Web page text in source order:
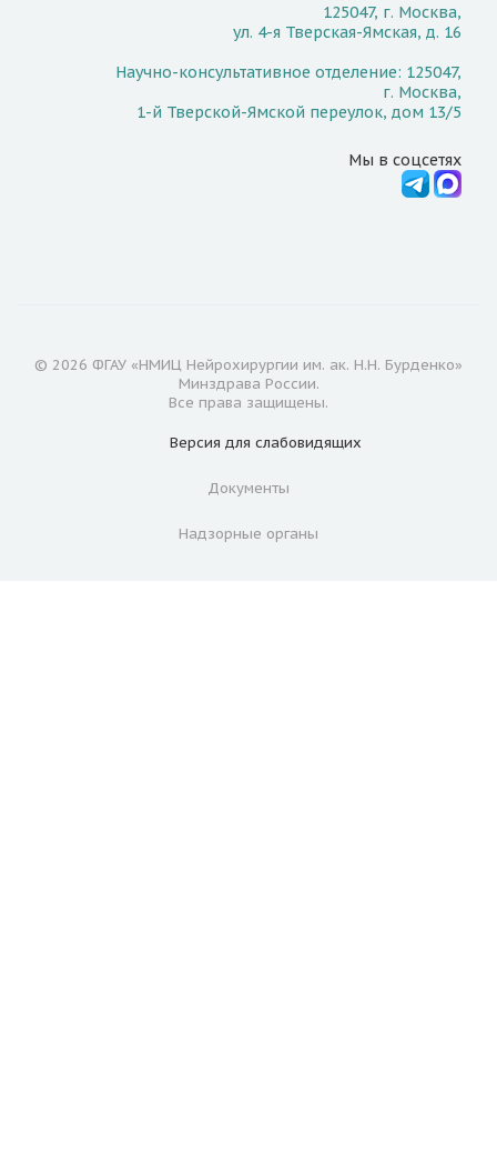
125047, г. Москва,
ул. 4-я Тверская-Ямская, д. 16
Научно-консультативное отделение: 125047,
г. Москва,
1-й Тверской-Ямской переулок, дом 13/5
Мы в соцсетях
© 2026 ФГАУ «НМИЦ Нейрохирургии им. ак. Н.Н. Бурденко»
Минздрава России.
Все права защищены.
Версия для слабовидящих
Документы
Надзорные органы